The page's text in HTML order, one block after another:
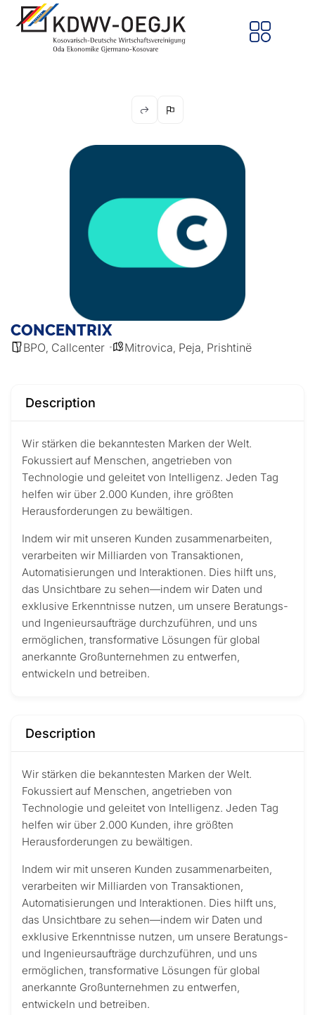
CONCENTRIX
BPO, Callcenter Mitrovica, Peja, Prishtinë
Description
Wir stärken die bekanntesten Marken der Welt.
Fokussiert auf Menschen, angetrieben von
Technologie und geleitet von Intelligenz. Jeden Tag
helfen wir über 2.000 Kunden, ihre größten
Herausforderungen zu bewältigen.
Indem wir mit unseren Kunden zusammenarbeiten,
verarbeiten wir Milliarden von Transaktionen,
Automatisierungen und Interaktionen. Dies hilft uns,
das Unsichtbare zu sehen—indem wir Daten und
exklusive Erkenntnisse nutzen, um unsere Beratungs-
und Ingenieursaufträge durchzuführen, und uns
ermöglichen, transformative Lösungen für global
anerkannte Großunternehmen zu entwerfen,
entwickeln und betreiben.
Description
Wir stärken die bekanntesten Marken der Welt.
Fokussiert auf Menschen, angetrieben von
Technologie und geleitet von Intelligenz. Jeden Tag
helfen wir über 2.000 Kunden, ihre größten
Herausforderungen zu bewältigen.
Indem wir mit unseren Kunden zusammenarbeiten,
verarbeiten wir Milliarden von Transaktionen,
Automatisierungen und Interaktionen. Dies hilft uns,
das Unsichtbare zu sehen—indem wir Daten und
exklusive Erkenntnisse nutzen, um unsere Beratungs-
und Ingenieursaufträge durchzuführen, und uns
ermöglichen, transformative Lösungen für global
anerkannte Großunternehmen zu entwerfen,
entwickeln und betreiben.